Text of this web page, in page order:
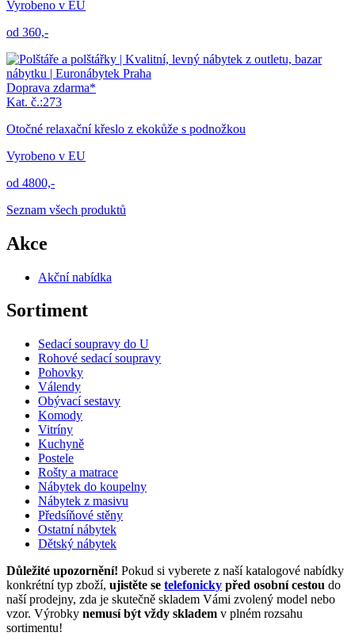
Vyrobeno v EU
od 360,-
Doprava zdarma*
Kat. č.:273
Otočné relaxační křeslo z ekokůže s podnožkou
Vyrobeno v EU
od 4800,-
Seznam všech produktů
Akce
Akční nabídka
Sortiment
Sedací soupravy do U
Rohové sedací soupravy
Pohovky
Válendy
Obývací sestavy
Komody
Vitríny
Kuchyně
Postele
Rošty a matrace
Nábytek do koupelny
Nábytek z masivu
Předsíňové stěny
Ostatní nábytek
Dětský nábytek
Důležité upozornění! Pokud si vyberete z naší katalogové nabídky
konkrétní typ zboží, ujistěte se telefonicky před osobní cestou do
naší prodejny, zda je skutečně skladem Vámi zvolený model nebo
vzor. Výrobky nemusí být vždy skladem v plném rozsahu
sortimentu!